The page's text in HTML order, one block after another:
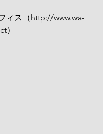
ィス（http://www.wa-
）